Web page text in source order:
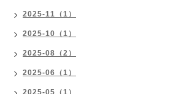
2025-11（1）
2025-10（1）
2025-08（2）
2025-06（1）